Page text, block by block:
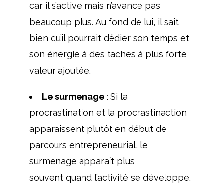
car il s’active mais n’avance pas
beaucoup plus. Au fond de lui, il sait
bien qu’il pourrait dédier son temps et
son énergie à des taches à plus forte
valeur ajoutée.
Le surmenage : Si la
procrastination et la procrastinaction
apparaissent plutôt en début de
parcours entrepreneurial, le
surmenage apparaît plus
souvent quand l’activité se développe.